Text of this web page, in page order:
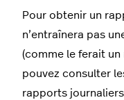
Pour obtenir un
n’entraînera pas
(comme le ferait
pouvez consulter
rapports